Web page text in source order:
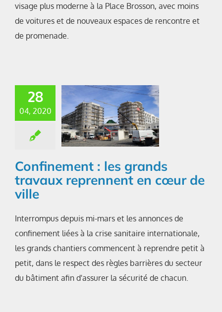
visage plus moderne à la Place Brosson, avec moins
de voitures et de nouveaux espaces de rencontre et
de promenade.
28
04, 2020
Confinement : les grands
travaux reprennent en cœur de
ville
Interrompus depuis mi-mars et les annonces de
confinement liées à la crise sanitaire internationale,
les grands chantiers commencent à reprendre petit à
petit, dans le respect des règles barrières du secteur
du bâtiment afin d'assurer la sécurité de chacun.